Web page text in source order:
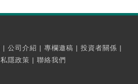
| 公司介紹 | 專欄邀稿 | 投資者關係 |
私隱政策 | 聯絡我們